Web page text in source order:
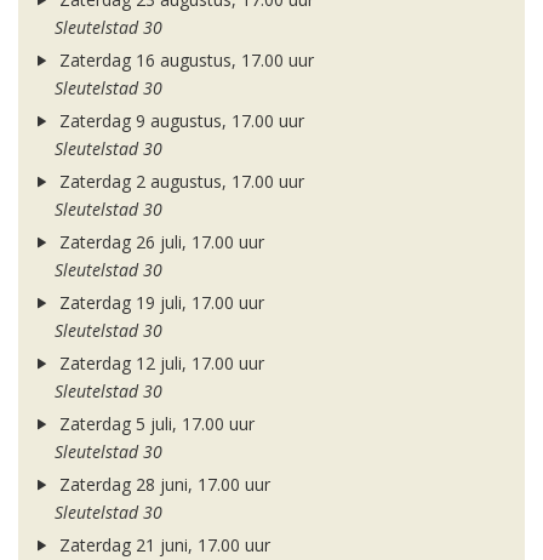
Sleutelstad 30
Zaterdag 16 augustus, 17.00 uur
Sleutelstad 30
Zaterdag 9 augustus, 17.00 uur
Sleutelstad 30
Zaterdag 2 augustus, 17.00 uur
Sleutelstad 30
Zaterdag 26 juli, 17.00 uur
Sleutelstad 30
Zaterdag 19 juli, 17.00 uur
Sleutelstad 30
Zaterdag 12 juli, 17.00 uur
Sleutelstad 30
Zaterdag 5 juli, 17.00 uur
Sleutelstad 30
Zaterdag 28 juni, 17.00 uur
Sleutelstad 30
Zaterdag 21 juni, 17.00 uur